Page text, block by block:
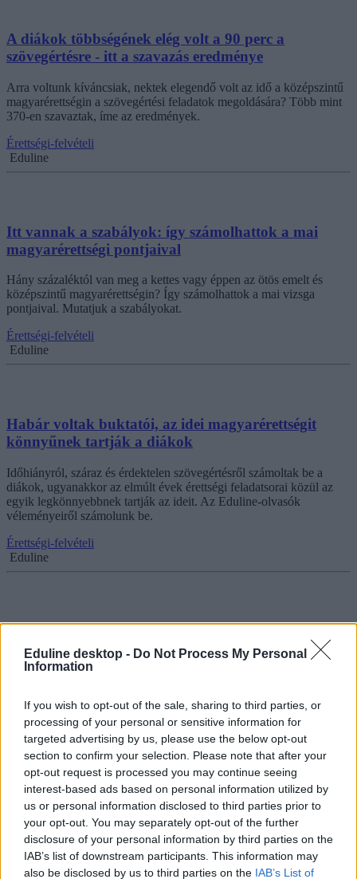
Eduline desktop - Do Not Process My Personal
Information
If you wish to opt-out of the sale, sharing to third parties, or
processing of your personal or sensitive information for
targeted advertising by us, please use the below opt-out
section to confirm your selection. Please note that after your
opt-out request is processed you may continue seeing
interest-based ads based on personal information utilized by
us or personal information disclosed to third parties prior to
your opt-out. You may separately opt-out of the further
disclosure of your personal information by third parties on the
IAB’s list of downstream participants. This information may
also be disclosed by us to third parties on the IAB’s List of
A diákok többségének elég volt a 90 perc a
szövegértésre - itt a szavazás eredménye
Arra voltunk kíváncsiak, nektek elegendő volt az idő a középszintű
magyarérettségin a szövegértési feladatok megoldására? Több mint
370-en szavaztak, íme az eredmények.
Érettségi-felvételi
Eduline
Itt vannak a szabályok: így számolhattok a mai
magyarérettségi pontjaival
Hány százaléktól van meg a kettes vagy éppen az ötös emelt és
középszintű magyarérettségin? Így számolhattok a mai vizsga
pontjaival. Mutatjuk a szabályokat.
Érettségi-felvételi
Eduline
Habár voltak buktatói, az idei magyarérettségit
könnyűnek tartják a diákok
Időhiányról, száraz és érdektelen szövegértésről számoltak be a
diákok, ugyanakkor az elmúlt évek érettségi feladatsorai közül az
egyik legkönnyebbnek tartják az ideit. Az Eduline-olvasók
véleményeiről számolunk be.
Érettségi-felvételi
Eduline
megoldását
Érettségi-felvételi
Eduline
Itt van a középszintű magyarérettségi műelemző
feladatának megoldási javaslata
Itt találjátok a középszintű magyarérettségi műértelmező feladatát -
emellett elolvashatjátok azt is, az Eduline által megkérdezett